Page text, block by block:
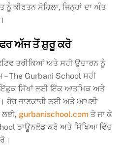
ਨੂੰ ਕੀਰਤਨ ਸੋਹਿਲਾ, ਜਿਨ੍ਹਾਂ ਦਾ ਅੰਤ
ਅੱਜ ਤੋਂ ਸ਼ੁਰੂ ਕਰੋ
ਤਰੀਕਿਆਂ ਅਤੇ ਸਹੀ ਉਚਾਰਨ ਨੂੰ
– The Gurbani School ਸਹੀ
ਇੱਛੁਕ ਸਿੱਖਾਂ ਲਈ ਇੱਕ ਆਤਮਿਕ ਅਤੇ
ਹੋਰ ਜਾਣਕਾਰੀ ਲਈ ਅਤੇ ਆਪਣੀ
ਲਈ, gurbanischool.com ਤੇ ਜਾ ਕੇ
ਡਾਊਨਲੋਡ ਕਰੋ ਅਤੇ ਸਿੱਖਿਆ ਵਿੱਚ